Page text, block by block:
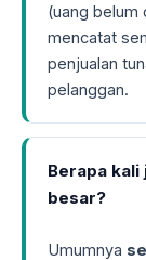
(uang belum
mencatat
penjualan
pelanggan.
Berapa
besar?
Umumnya